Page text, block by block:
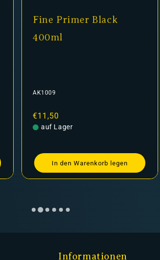
Fine Primer Black
400ml
AK1009
Normaler
Preis
€11,50
auf Lager
In den Warenkorb legen
Informationen